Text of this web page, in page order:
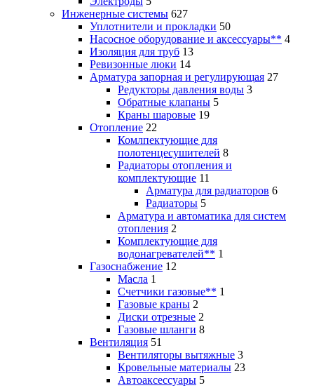
Инженерные системы 627
Уплотнители и прокладки 50
Насосное оборудование и аксессуары** 4
Изоляция для труб 13
Ревизонные люки 14
Арматура запорная и регулирующая 27
Редукторы давления воды 3
Обратные клапаны 5
Краны шаровые 19
Отопление 22
Комлпектующие для
полотенцесушителей 8
Радиаторы отопления и
комплектующие 11
Арматура для радиаторов 6
Радиаторы 5
Арматура и автоматика для систем
отопления 2
Комплектующие для
водонагревателей** 1
Газоснабжение 12
Масла 1
Счетчики газовые** 1
Газовые краны 2
Диски отрезные 2
Газовые шланги 8
Вентиляция 51
Вентиляторы вытяжные 3
Кровельные материалы 23
Автоаксессуары 5